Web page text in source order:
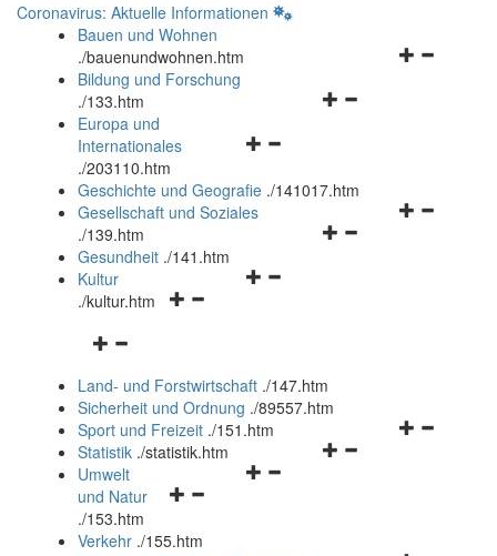
Coronavirus: Aktuelle Informationen
Bauen und Wohnen
./bauenundwohnen.htm
Navigationsmenü
Bildung und Forschung
./133.htm
Navigationsmenü
und
schließen
Europa und
Internationales
./203110.htm
Geschichte und Geografie ./141017.htm
Navigationsmenü
Gesellschaft und Soziales
./139.htm
Navigationsmenü
Gesundheit ./141.htm
Navigationsmenü
Kultur
./kultur.htm
Navigationsmenü
und
schließen
Land- und Forstwirtschaft ./147.htm
Sicherheit und Ordnung ./89557.htm
Navigationsmenü
Sport und Freizeit ./151.htm
Navigationsmenü
Statistik ./statistik.htm
Navigationsmenü
und
Umwelt
und Natur
./153.htm
Verkehr ./155.htm